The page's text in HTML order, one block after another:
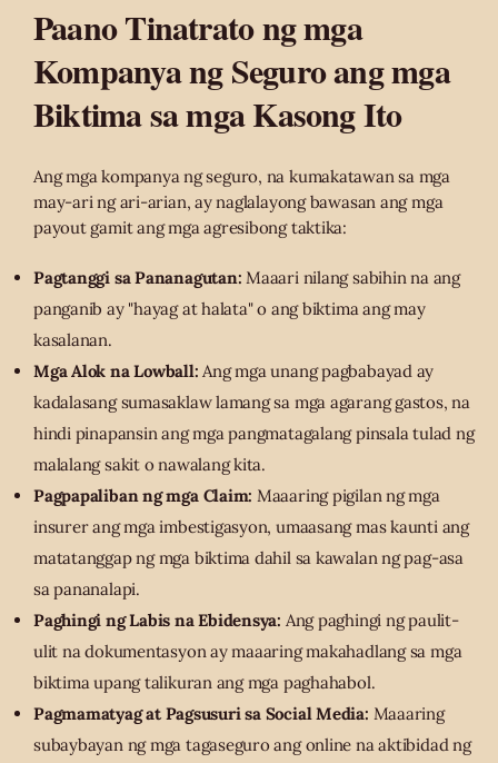
Paano Tinatrato ng mga
Kompanya ng Seguro ang mga
Biktima sa mga Kasong Ito
Ang mga kompanya ng seguro, na kumakatawan sa mga
may-ari ng ari-arian, ay naglalayong bawasan ang mga
payout gamit ang mga agresibong taktika:
Pagtanggi sa Pananagutan: Maaari nilang sabihin na ang
panganib ay "hayag at halata" o ang biktima ang may
kasalanan.
Mga Alok na Lowball: Ang mga unang pagbabayad ay
kadalasang sumasaklaw lamang sa mga agarang gastos, na
hindi pinapansin ang mga pangmatagalang pinsala tulad ng
malalang sakit o nawalang kita.
Pagpapaliban ng mga Claim: Maaaring pigilan ng mga
insurer ang mga imbestigasyon, umaasang mas kaunti ang
matatanggap ng mga biktima dahil sa kawalan ng pag-asa
sa pananalapi.
Paghingi ng Labis na Ebidensya: Ang paghingi ng paulit-
ulit na dokumentasyon ay maaaring makahadlang sa mga
biktima upang talikuran ang mga paghahabol.
Pagmamatyag at Pagsusuri sa Social Media: Maaaring
subaybayan ng mga tagaseguro ang online na aktibidad ng